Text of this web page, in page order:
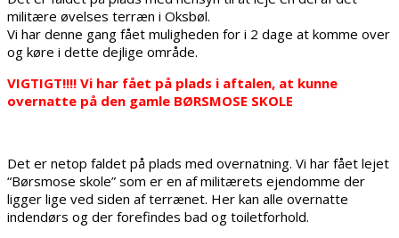
militære øvelses terræn i Oksbøl.
Vi har denne gang fået muligheden for i 2 dage at komme over
og køre i dette dejlige område.
VIGTIGT!!!! Vi har fået på plads i aftalen, at kunne
overnatte på den gamle BØRSMOSE SKOLE
Det er netop faldet på plads med overnatning. Vi har fået lejet
“Børsmose skole” som er en af militærets ejendomme der
ligger lige ved siden af terrænet. Her kan alle overnatte
indendørs og der forefindes bad og toiletforhold.